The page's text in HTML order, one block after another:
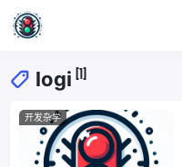
logi [1]
开发杂学